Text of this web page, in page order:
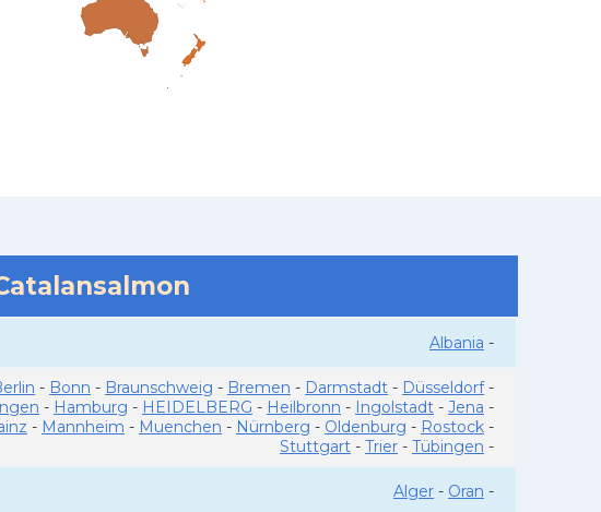
Albania -
- Bonn - Braunschweig - Bremen - Darmstadt - Düsseldorf-
- Hamburg - HEIDELBERG - Heilbronn - Ingolstadt - Jena -
- Mannheim - Muenchen - Nürnberg - Oldenburg - Rostock -
Stuttgart - Trier - Tübingen -
Alger - Oran -